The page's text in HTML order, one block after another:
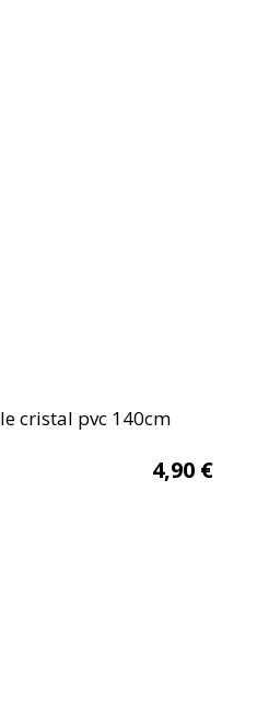
cristal pvc 140cm
4,90 €